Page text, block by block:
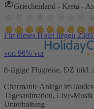
Griechenland - Kreta -
Für dieses Hotel liegen
von 96% vor
8-tägige Flugreise, DZ inkl.
Charmante Anlage im
Tagesanimation, Live-
Unterhaltung